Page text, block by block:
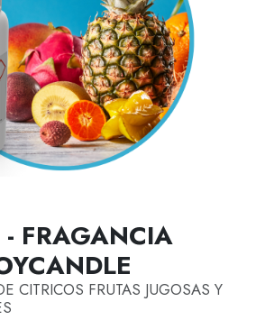
FRAGANCIA
CITRICOS FRUTAS JUGOSAS Y